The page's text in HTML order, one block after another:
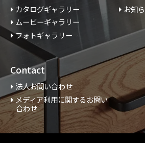
カタログギャラリー
ムービーギャラリー
フォトギャラリー
お知
Contact
法人お問い合わせ
メディア利用に関するお問い
合わせ